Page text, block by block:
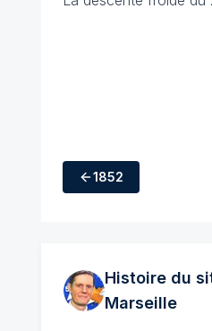
1852
Histoire du
Marseille